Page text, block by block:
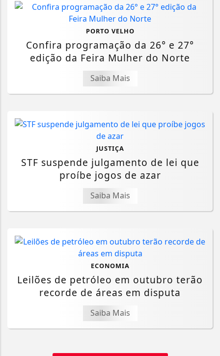
PORTO VELHO
Confira programação da 26° e 27°
edição da Feira Mulher do Norte
Saiba Mais
JUSTIÇA
STF suspende julgamento de lei que
proíbe jogos de azar
Saiba Mais
ECONOMIA
Leilões de petróleo em outubro terão
recorde de áreas em disputa
Saiba Mais